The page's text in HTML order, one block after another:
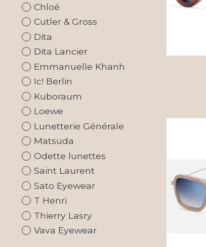
Chloé
Cutler & Gross
Dita
Dita Lancier
Emmanuelle Khanh
Ic! Berlin
Kuboraum
Loewe
Lunetterie Générale
Matsuda
Odette lunettes
Saint Laurent
Sato Eyewear
T Henri
Thierry Lasry
Vava Eyewear